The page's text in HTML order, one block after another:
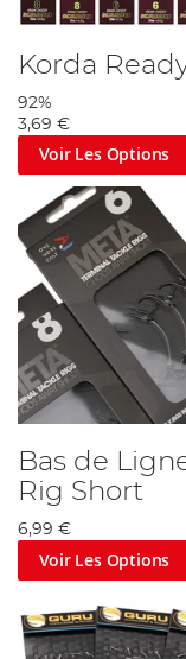
Korda
92%
3,69 €
Voir Les Options
Bas de
Rig Short
6,99 €
Voir Les Options